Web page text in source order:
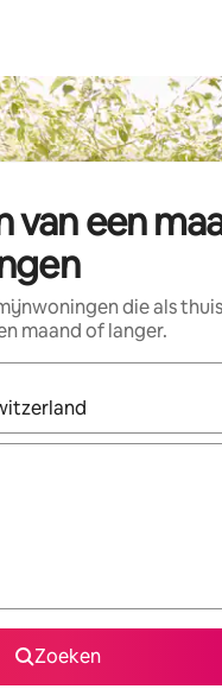
van een
die als thuis
maand of langer.
beschikbaar zijn,
Zoeken